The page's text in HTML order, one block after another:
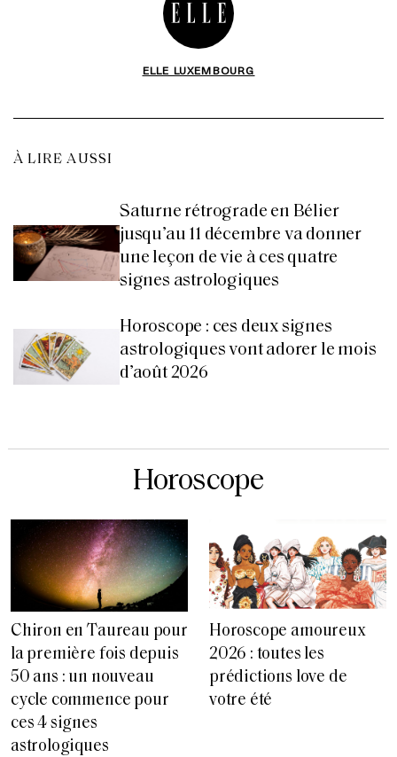
ELLE LUXEMBOURG
À LIRE AUSSI
Saturne rétrograde en Bélier
jusqu’au 11 décembre va donner
une leçon de vie à ces quatre
signes astrologiques
Horoscope : ces deux signes
astrologiques vont adorer le mois
d’août 2026
Horoscope
Chiron en Taureau pour
la première fois depuis
50 ans : un nouveau
cycle commence pour
ces 4 signes
astrologiques
Horoscope amoureux
2026 : toutes les
prédictions love de
votre été